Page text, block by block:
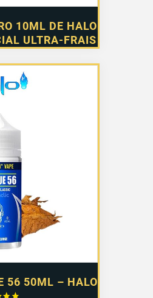
10ML DE HALO
ULTRA-FRAIS
56 50ML – HALO